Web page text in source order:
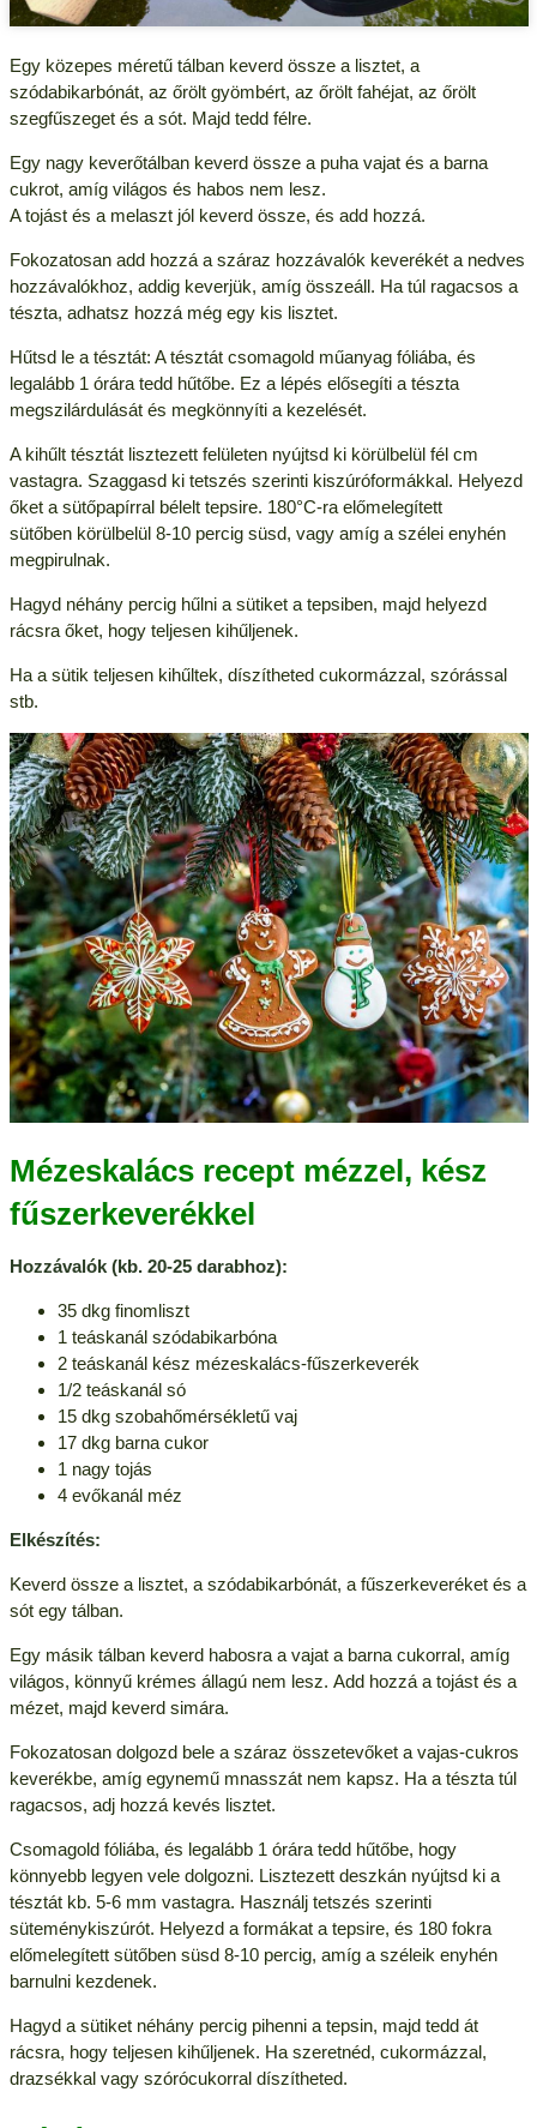
Egy közepes méretű tálban keverd össze a lisztet, a
szódabikarbónát, az őrölt gyömbért, az őrölt fahéjat, az őrölt
szegfűszeget és a sót. Majd tedd félre.
Egy nagy keverőtálban keverd össze a puha vajat és a barna
cukrot, amíg világos és habos nem lesz.
A tojást és a melaszt jól keverd össze, és add hozzá.
Fokozatosan add hozzá a száraz hozzávalók keverékét a nedves
hozzávalókhoz, addig keverjük, amíg összeáll. Ha túl ragacsos a
tészta, adhatsz hozzá még egy kis lisztet.
Hűtsd le a tésztát: A tésztát csomagold műanyag fóliába, és
legalább 1 órára tedd hűtőbe. Ez a lépés elősegíti a tészta
megszilárdulását és megkönnyíti a kezelését.
A kihűlt tésztát lisztezett felületen nyújtsd ki körülbelül fél cm
vastagra. Szaggasd ki tetszés szerinti kiszúróformákkal. Helyezd
őket a sütőpapírral bélelt tepsire. 180°C-ra előmelegített
sütőben körülbelül 8-10 percig süsd, vagy amíg a szélei enyhén
megpirulnak.
Hagyd néhány percig hűlni a sütiket a tepsiben, majd helyezd
rácsra őket, hogy teljesen kihűljenek.
Ha a sütik teljesen kihűltek, díszítheted cukormázzal, szórással
stb.
Mézeskalács recept mézzel, kész
fűszerkeverékkel
Hozzávalók (kb. 20-25 darabhoz):
35 dkg finomliszt
1 teáskanál szódabikarbóna
2 teáskanál kész mézeskalács-fűszerkeverék
1/2 teáskanál só
15 dkg szobahőmérsékletű vaj
17 dkg barna cukor
1 nagy tojás
4 evőkanál méz
Elkészítés:
Keverd össze a lisztet, a szódabikarbónát, a fűszerkeveréket és a
sót egy tálban.
Egy másik tálban keverd habosra a vajat a barna cukorral, amíg
világos, könnyű krémes állagú nem lesz. Add hozzá a tojást és a
mézet, majd keverd simára.
Fokozatosan dolgozd bele a száraz összetevőket a vajas-cukros
keverékbe, amíg egynemű mnasszát nem kapsz. Ha a tészta túl
ragacsos, adj hozzá kevés lisztet.
Csomagold fóliába, és legalább 1 órára tedd hűtőbe, hogy
könnyebb legyen vele dolgozni. Lisztezett deszkán nyújtsd ki a
tésztát kb. 5-6 mm vastagra. Használj tetszés szerinti
süteménykiszúrót. Helyezd a formákat a tepsire, és 180 fokra
előmelegített sütőben süsd 8-10 percig, amíg a széleik enyhén
barnulni kezdenek.
Hagyd a sütiket néhány percig pihenni a tepsin, majd tedd át
rácsra, hogy teljesen kihűljenek. Ha szeretnéd, cukormázzal,
drazsékkal vagy szórócukorral díszítheted.